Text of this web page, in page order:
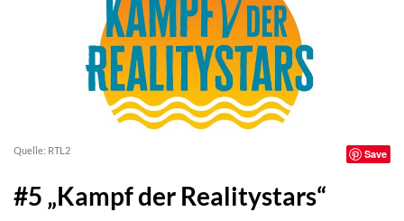
Quelle: RTL2 Save
#5 „Kampf der Realitystars“